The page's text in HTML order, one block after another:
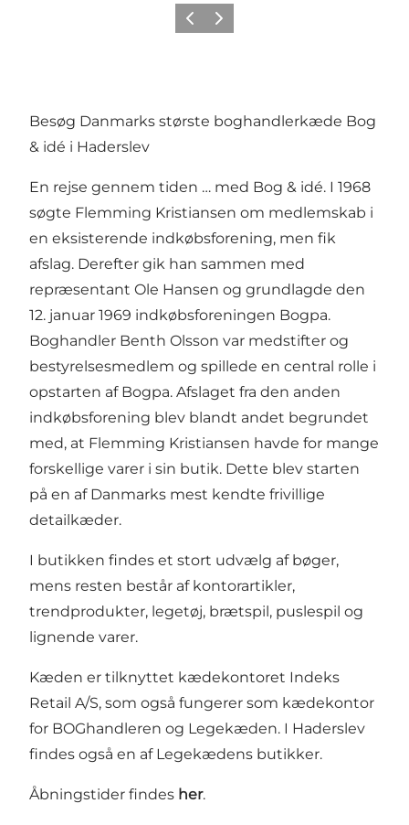
ForrigeNæste
Besøg Danmarks største boghandlerkæde Bog
& idé i Haderslev
En rejse gennem tiden … med Bog & idé. I 1968
søgte Flemming Kristiansen om medlemskab i
en eksisterende indkøbsforening, men fik
afslag. Derefter gik han sammen med
repræsentant Ole Hansen og grundlagde den
12. januar 1969 indkøbsforeningen Bogpa.
Boghandler Benth Olsson var medstifter og
bestyrelsesmedlem og spillede en central rolle i
opstarten af Bogpa. Afslaget fra den anden
indkøbsforening blev blandt andet begrundet
med, at Flemming Kristiansen havde for mange
forskellige varer i sin butik. Dette blev starten
på en af Danmarks mest kendte frivillige
detailkæder.
I butikken findes et stort udvælg af bøger,
mens resten består af kontorartikler,
trendprodukter, legetøj, brætspil, puslespil og
lignende varer.
Kæden er tilknyttet kædekontoret Indeks
Retail A/S, som også fungerer som kædekontor
for BOGhandleren og Legekæden. I Haderslev
findes også en af Legekædens butikker.
Åbningstider findes her.